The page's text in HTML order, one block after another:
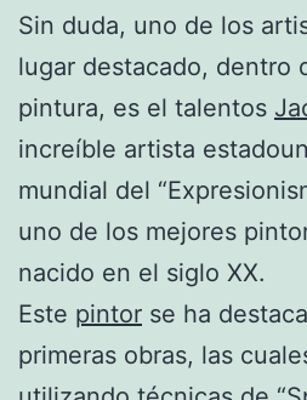
Sin duda, uno de los
lugar destacado, dentro
pintura, es el talentos
increíble artista
mundial del
uno de los mejores
nacido en el siglo XX.
Este pintor se ha
primeras obras, las